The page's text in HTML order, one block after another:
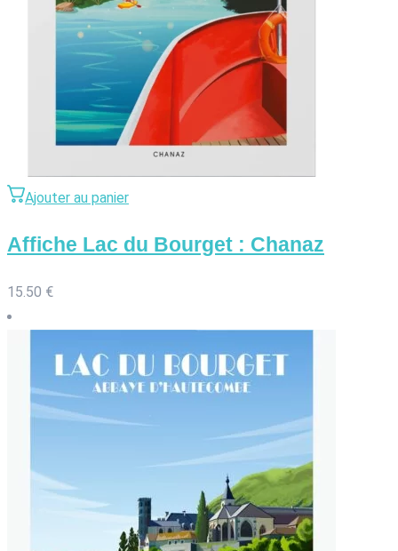
Ajouter au panier
Affiche Lac du Bourget : Chanaz
15.50 €